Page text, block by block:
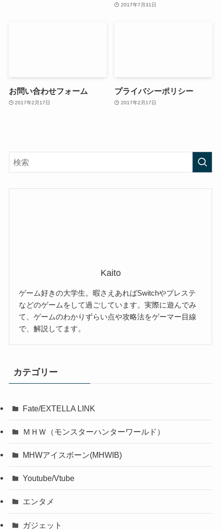
2017年7月31日
お問い合わせフォーム
2017年2月17日
プライバシーポリシー
2017年2月17日
Kaito
ゲーム好きの大学生。暇さえあればSwitchやプレステ
などのゲームをして過ごしています。実際に遊んでみ
て、ゲームのわかりずらい点や攻略法をゲーマー目線
で、解説してます。
カテゴリー
Fate/EXTELLA LINK
ＭＨＷ（モンスターハンターワールド）
MHWアイスボーン(MHWIB)
Youtube/Vtube
エンタメ
ガジェット